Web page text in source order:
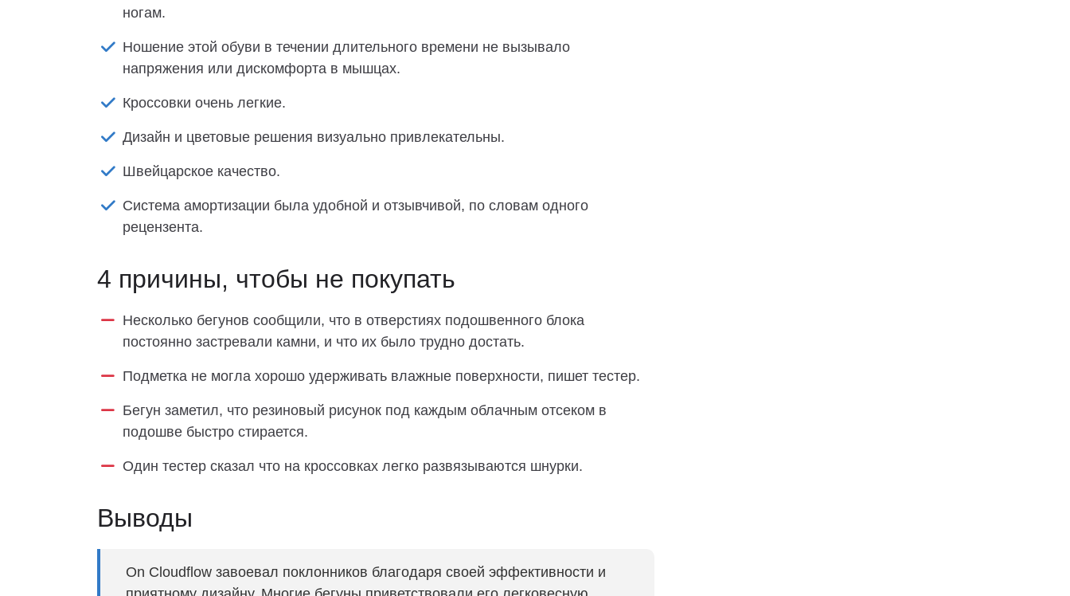
ногам.
Ношение этой обуви в течении длительного времени не вызывало
напряжения или дискомфорта в мышцах.
Кроссовки очень легкие.
Дизайн и цветовые решения визуально привлекательны.
Швейцарское качество.
Система амортизации была удобной и отзывчивой, по словам одного
рецензента.
4 причины, чтобы не покупать
Несколько бегунов сообщили, что в отверстиях подошвенного блока
постоянно застревали камни, и что их было трудно достать.
Подметка не могла хорошо удерживать влажные поверхности, пишет тестер.
Бегун заметил, что резиновый рисунок под каждым облачным отсеком в
подошве быстро стирается.
Один тестер сказал что на кроссовках легко развязываются шнурки.
Выводы
On Cloudflow завоевал поклонников благодаря своей эффективности и